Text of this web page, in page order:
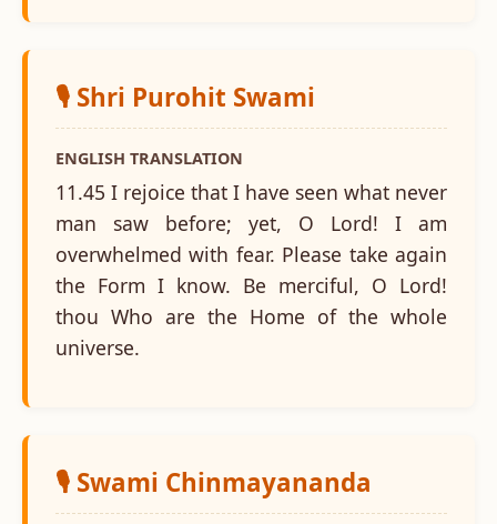
🎙️ Shri Purohit Swami
ENGLISH TRANSLATION
11.45 I rejoice that I have seen what never
man saw before; yet, O Lord! I am
overwhelmed with fear. Please take again
the Form I know. Be merciful, O Lord!
thou Who are the Home of the whole
universe.
🎙️ Swami Chinmayananda